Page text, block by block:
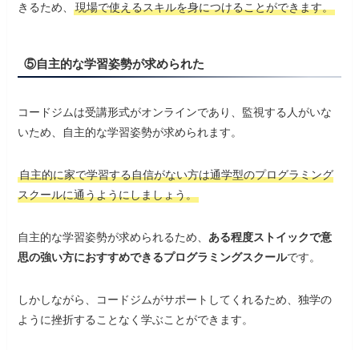
きるため、現場で使えるスキルを身につけることができます。
⑤自主的な学習姿勢が求められた
コードジムは受講形式がオンラインであり、監視する人がいな
いため、自主的な学習姿勢が求められます。
自主的に家で学習する自信がない方は通学型のプログラミング
スクールに通うようにしましょう。
自主的な学習姿勢が求められるため、 ある程度ストイックで意
思の強い方におすすめできるプログラミングスクールです。
しかしながら、コードジムがサポートしてくれるため、独学の
ように挫折することなく学ぶことができます。